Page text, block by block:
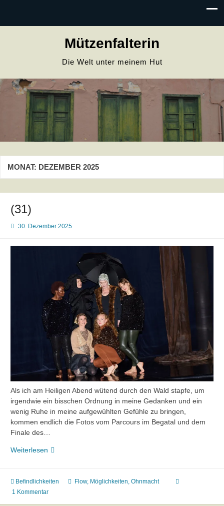
Mützenfalterin
Die Welt unter meinem Hut
MONAT: DEZEMBER 2025
(31)
30. Dezember 2025
Als ich am Heiligen Abend wütend durch den Wald stapfe, um
irgendwie ein bisschen Ordnung in meine Gedanken und ein
wenig Ruhe in meine aufgewühlten Gefühle zu bringen,
kommen endlich die Fotos vom Parcours im Begatal und dem
Finale des…
Weiterlesen (31)
Befindlichkeiten Flow, Möglichkeiten Ohnmacht
1 Kommentar